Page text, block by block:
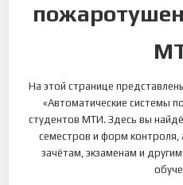
На этой странице
«Автоматические системы
студентов МТИ. Здесь вы
семестров и форм контроля,
зачётам, экзаменам и